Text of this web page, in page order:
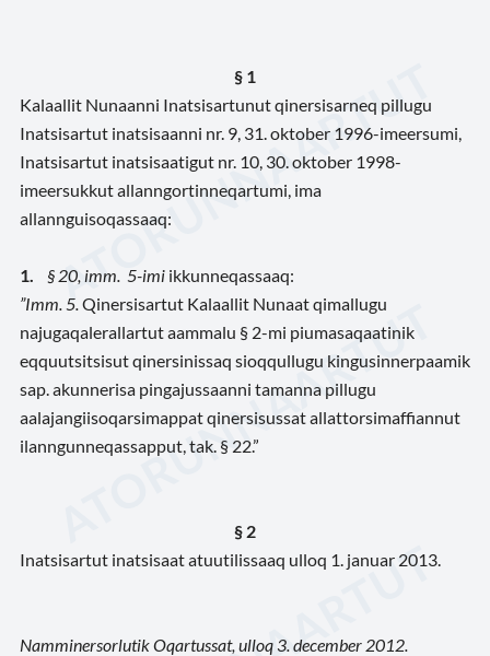
§ 1
Kalaallit Nunaanni Inatsisartunut qinersisarneq pillugu
Inatsisartut inatsisaanni nr. 9, 31. oktober 1996-imeersumi,
Inatsisartut inatsisaatigut nr. 10, 30. oktober 1998-
imeersukkut allanngortinneqartumi, ima
allannguisoqassaaq:
1. § 20, imm. 5-imi ikkunneqassaaq:
”Imm. 5. Qinersisartut Kalaallit Nunaat qimallugu
najugaqalerallartut aammalu § 2-mi piumasaqaatinik
eqquutsitsisut qinersinissaq sioqqullugu kingusinnerpaamik
sap. akunnerisa pingajussaanni tamanna pillugu
aalajangiisoqarsimappat qinersisussat allattorsimaffiannut
ilanngunneqassapput, tak. § 22.”
§ 2
Inatsisartut inatsisaat atuutilissaaq ulloq 1. januar 2013.
Namminersorlutik Oqartussat, ulloq 3. december 2012.